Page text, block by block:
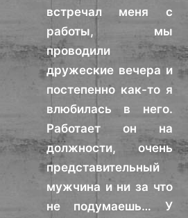
встречал меня с
работы, мы
проводили
дружеские вечера и
постепенно как-то я
влюбилась в него.
Работает он на
должности, очень
представительный
мужчина и ни за что
не подумаешь… У